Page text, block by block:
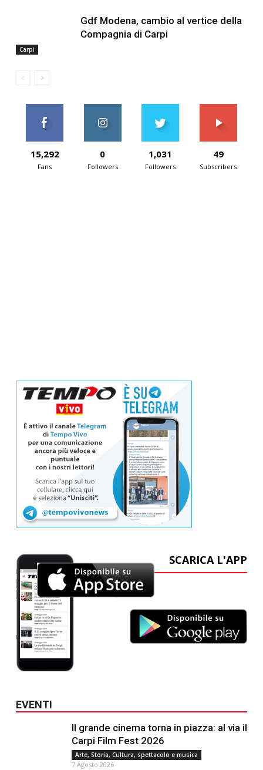
Carpi
Gdf Modena, cambio al vertice della
Compagnia di Carpi
15,292
Fans
0
Followers
1,031
Followers
49
Subscribers
SCARICA L'APP
EVENTI
Il grande cinema torna in piazza: al via il
Carpi Film Fest 2026
Arte, Storia, Cultura, spettacolo e musica
7 Agosto 2026